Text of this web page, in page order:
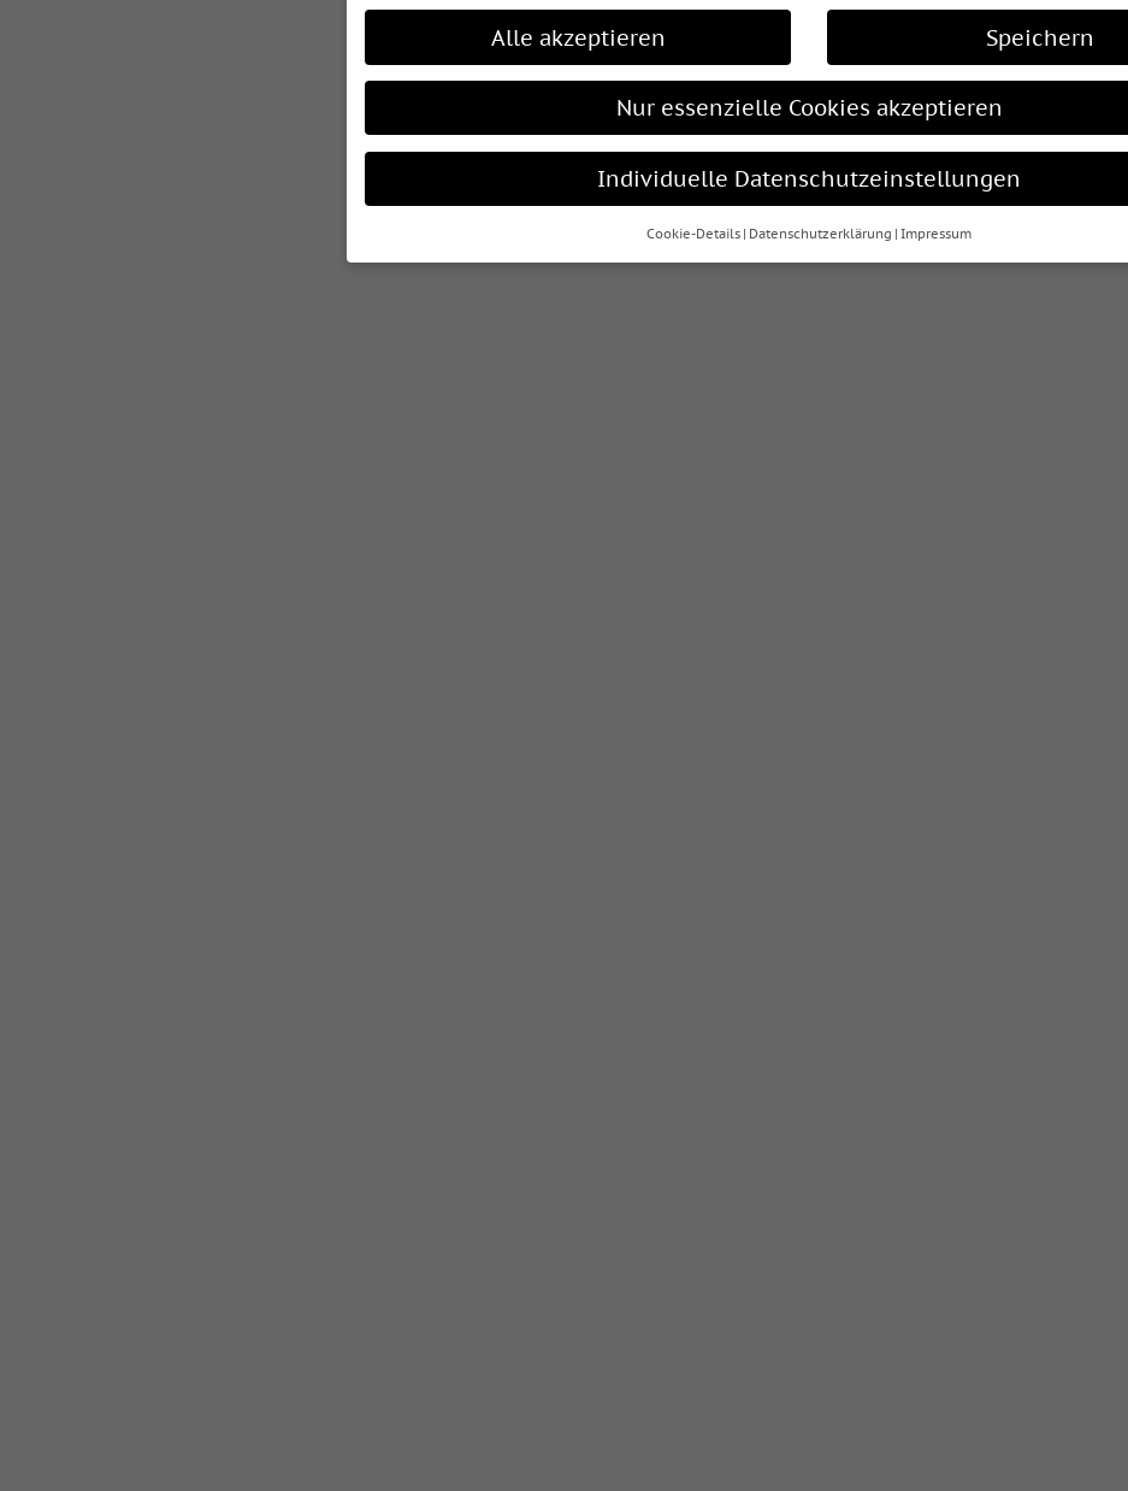
Alle akzeptieren Speichern
Nur essenzielle Cookies akzeptieren
Individuelle Datenschutzeinstellungen
Cookie-Details Datenschutzerklärung Impressum
Datenschutzeinstellungen
Wenn Sie unter 16 Jahre alt sind und Ihre Zustimmung zu freiwilligen Diensten geben
können verarbeitet werden (z. B. IP-Adressen), z. B. für personalisierte Anzeigen und Inhalte